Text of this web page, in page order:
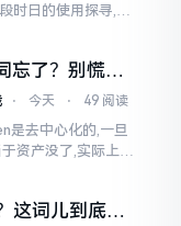
时日的使用探寻,我
忘了？别慌，
⋅ 今天 ⋅ 49 阅读
是去中心化的,一旦
资产没了,实际上这
这词儿到底念